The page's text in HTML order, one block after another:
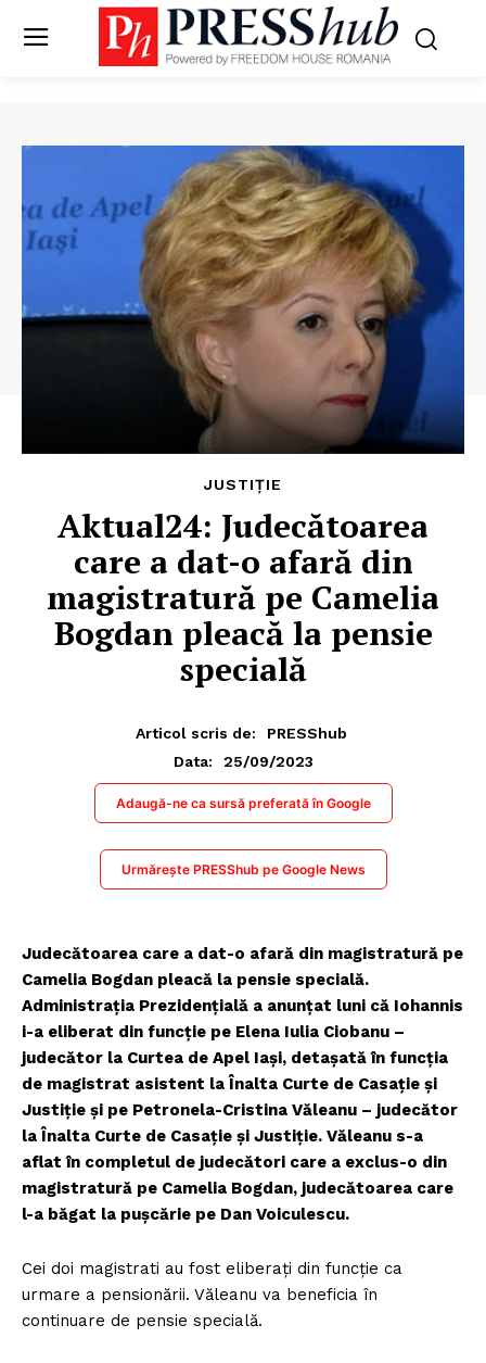
JUSTIȚIE
Aktual24: Judecătoarea
care a dat-o afară din
magistratură pe Camelia
Bogdan pleacă la pensie
specială
Articol scris de:
PRESShub
Data:
25/09/2023
Adaugă-ne ca sursă preferată în Google
Urmărește PRESShub pe Google News
Judecătoarea care a dat-o afară din magistratură pe
Camelia Bogdan pleacă la pensie specială.
Administrația Prezidențială a anunțat luni că Iohannis
i-a eliberat din funcție pe Elena Iulia Ciobanu –
judecător la Curtea de Apel Iași, detașată în funcția
de magistrat asistent la Înalta Curte de Casație și
Justiție și pe Petronela-Cristina Văleanu – judecător
la Înalta Curte de Casație și Justiție. Văleanu s-a
aflat în completul de judecători care a exclus-o din
magistratură pe Camelia Bogdan, judecătoarea care
l-a băgat la pușcărie pe Dan Voiculescu.
Cei doi magistrati au fost eliberați din funcție ca
urmare a pensionării. Văleanu va beneficia în
continuare de pensie specială.